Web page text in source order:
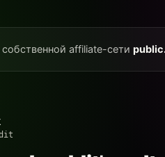
собственной affiliate-сети